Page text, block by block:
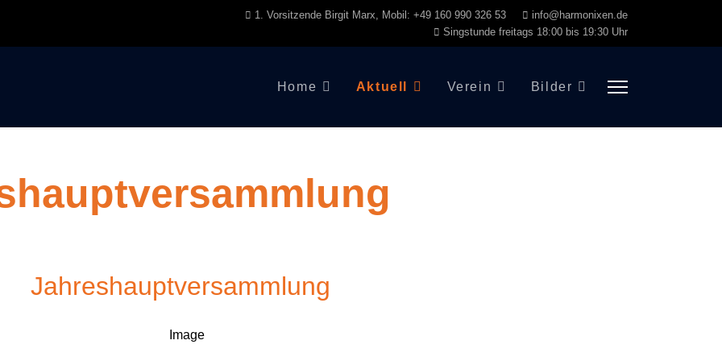
1. Vorsitzende Birgit Marx, Mobil: +49 160 990 326 53
info@harmonixen.de
Singstunde freitags 18:00 bis 19:30 Uhr
Home Aktuell Verein Bilder
Jahreshauptversammlung